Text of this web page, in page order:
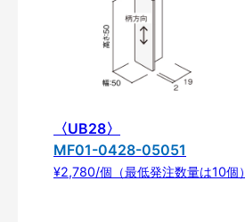
〈UB28〉
MF01-0428-05051
¥2,780/個（最低発注数量は10個）